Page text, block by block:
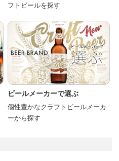
フトビールを探す
ビールメーカーで選ぶ
個性豊かなクラフトビールメーカ
ーから探す